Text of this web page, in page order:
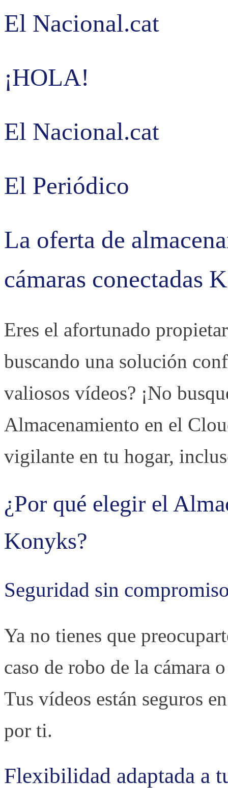
El Nacional.cat
¡HOLA!
El Nacional.cat
El Periódico
La oferta de
cámaras conectadas
Eres el afortunado
buscando una solución
valiosos vídeos? ¡No
Almacenamiento en el
vigilante en tu hogar,
¿Por qué elegir el
Konyks?
Seguridad sin
Ya no tienes que
caso de robo de la cámara
Tus vídeos están seguros
por ti.
Flexibilidad adaptada a